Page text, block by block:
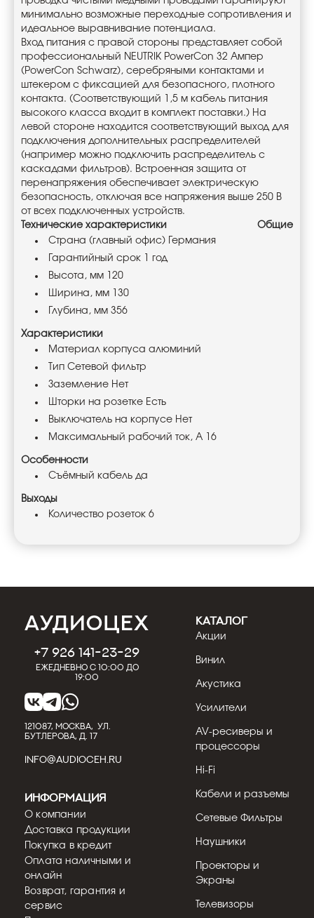
минимально возможные переходные сопротивления и
идеальное выравнивание потенциала.
Вход питания с правой стороны представляет собой
профессиональный NEUTRIK PowerCon 32 Ампер
(PowerCon Schwarz), серебряными контактами и
штекером с фиксацией для безопасного, плотного
контакта. (Соответствующий 1,5 м кабель питания
высокого класса входит в комплект поставки.) На
левой стороне находится соответствующий выход для
подключения дополнительных распределителей
(например можно подключить распределитель с
каскадами фильтров). Встроенная защита от
перенапряжения обеспечивает электрическую
безопасность, отключая все напряжения выше 250 В
от всех подключенных устройств.
Технические характеристики
Общие
Страна (главный офис) Германия
Гарантийный срок 1 год
Высота, мм 120
Ширина, мм 130
Глубина, мм 356
Характеристики
Материал корпуса алюминий
Тип Сетевой фильтр
Заземление Нет
Шторки на розетке Есть
Выключатель на корпусе Нет
Максимальный рабочий ток, А 16
Особенности
Съёмный кабель да
Выходы
Количество розеток 6
+7 926 141-23-29
Ежедневно с 10:00 до
19:00
121087, МОСКВА, УЛ.
БУТЛЕРОВА, Д. 17
INFO@AUDIOCEH.RU
КАТАЛОГ
Акции
Винил
Акустика
Усилители
AV-ресиверы и
процессоры
Hi-Fi
Кабели и разъемы
Сетевые Фильтры
Наушники
Проекторы и
Экраны
Телевизоры
Информация
О компании
Доставка продукции
Покупка в кредит
Оплата наличными и
онлайн
Возврат, гарантия и
сервис